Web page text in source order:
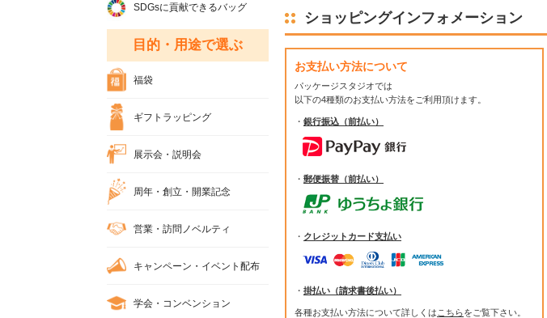
ショッピングインフォメーション
お支払い方法について
パッケージスタジオでは
以下の4種類のお支払い方法をご利用頂けます。
・ 銀行振込（前払い）
・ 郵便振替（前払い）
・ クレジットカード支払い
・ 掛払い（請求書後払い）
各種お支払い方法について詳しくは こちらをご覧下さい。
SDGsに貢献できるバッグ
目的・用途で選ぶ
福袋
ギフトラッピング
展示会・説明会
周年・創立・開業記念
営業・訪問ノベルティ
キャンペーン・イベント配布
学会・コンベンション